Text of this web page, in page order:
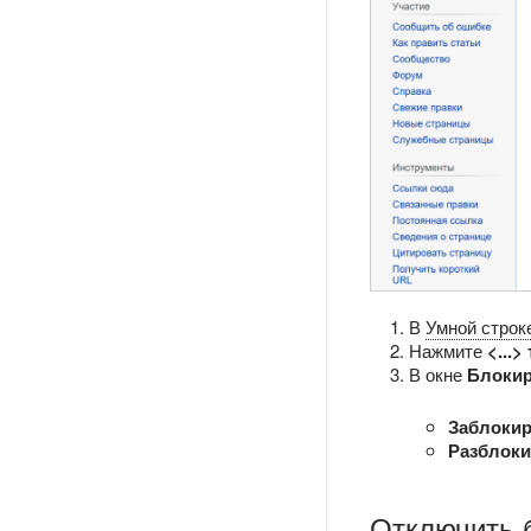
ВУмной
Нажмите <...>
В окне